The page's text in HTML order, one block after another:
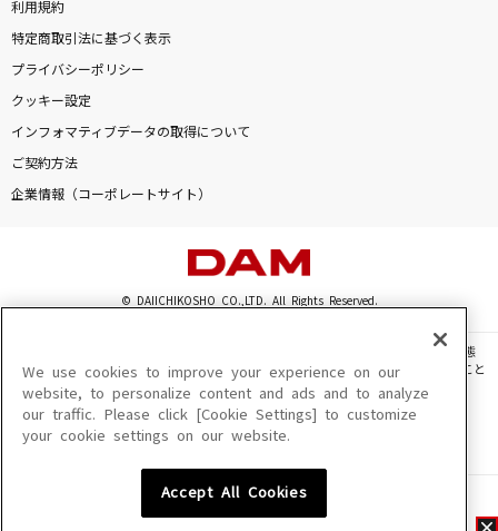
利用規約
特定商取引法に基づく表示
プライバシーポリシー
クッキー設定
インフォマティブデータの取得について
ご契約方法
企業情報（コーポレートサイト）
© DAIICHIKOSHO CO.,LTD. All Rights Reserved.
このサイトに掲載されている一切の文章・画像・写真・動画・音声等を、手段や形態
を問わず、著作権法の定める範囲を超えて無断で複製、転載、ファイル化などすること
を禁じます。
楽曲及びコンテンツは、機種によりご利用いただけない場合があります。
楽曲及びコンテンツの配信日、配信内容が変更になる場合があります。
We use cookies to improve your experience on our
website, to personalize content and ads and to analyze
our traffic. Please click [Cookie Settings] to customize
your cookie settings on our website.
Accept All Cookies